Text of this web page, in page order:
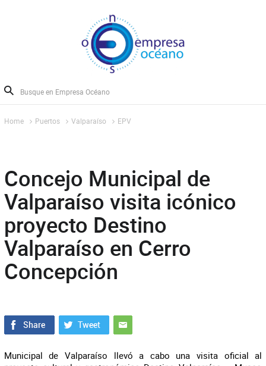
Home Puertos Valparaíso EPV
Concejo Municipal de
Valparaíso visita icónico
proyecto Destino
Valparaíso en Cerro
Concepción
Municipal de Valparaíso llevó a cabo una visita oficial al